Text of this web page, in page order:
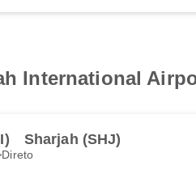
International
Sharjah (SHJ)
Direto